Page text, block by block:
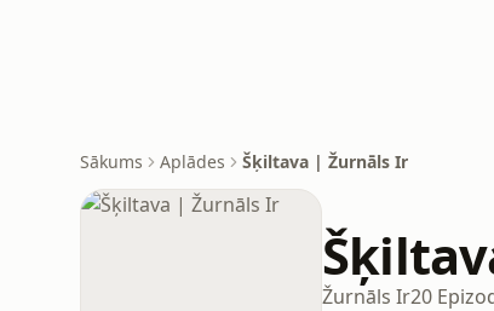
Sākums Aplādes Šķiltava | Žurnāls Ir
Žurnāls Ir20